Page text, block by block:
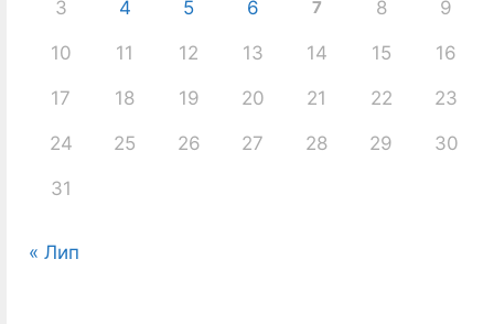
3 4 5 6 7 8 9
10 11 12 13 14 15 16
17 18 19 20 21 22 23
24 25 26 27 28 29 30
31
« Лип